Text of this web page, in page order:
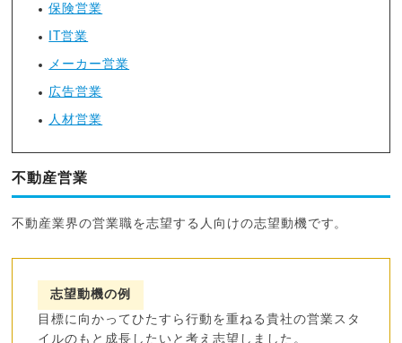
保険営業
IT営業
メーカー営業
広告営業
人材営業
不動産営業
不動産業界の営業職を志望する人向けの志望動機です。
志望動機の例
目標に向かってひたすら行動を重ねる貴社の営業スタ
イルのもと成長したいと考え志望しました。